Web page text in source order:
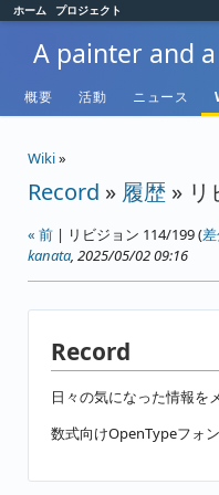
ホーム プロジェクト
A painter and
概要 活動 ニュース
Wiki»
Record » 履歴 » リ
« 前 | リビジョン 114/199 (
kanata, 2025/05/02 09:16
Record
日々の気になった情報を
数式向けOpenTypeフォ